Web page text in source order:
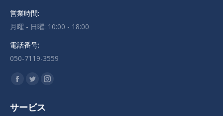
営業時間:
月曜 - 日曜: 10:00 - 18:00
電話番号:
050-7119-3559
私達を見つけてください：
Facebook
ー
Twitter
ー
Instagram
サービス